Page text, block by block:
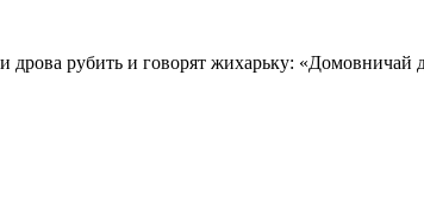
рубить и говорят жихарьку: «Домовничай